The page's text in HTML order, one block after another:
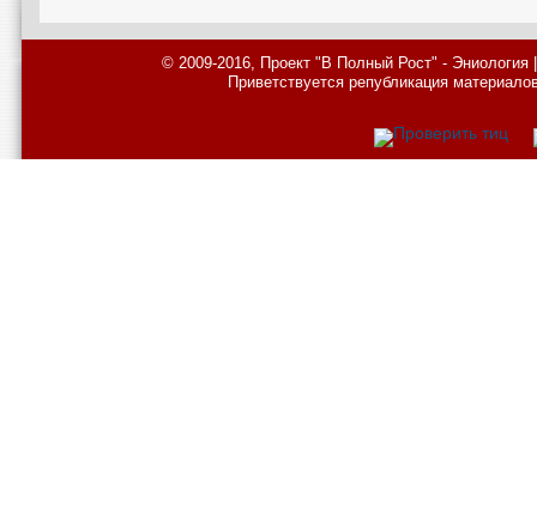
© 2009-2016, Проект "В Полный Рост" -
Приветствуется републикация